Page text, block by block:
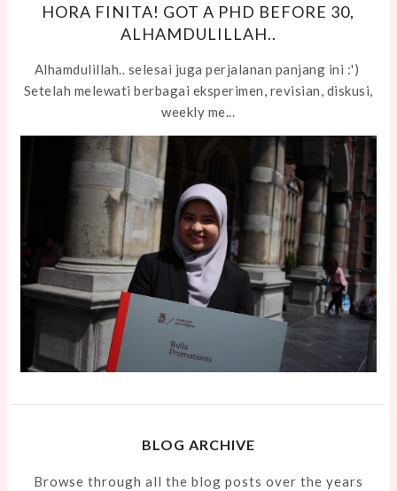
HORA FINITA! GOT A PHD BEFORE 30,
ALHAMDULILLAH..
Alhamdulillah.. selesai juga perjalanan panjang ini :')
Setelah melewati berbagai eksperimen, revisian, diskusi,
weekly me...
BLOG ARCHIVE
Browse through all the blog posts over the years